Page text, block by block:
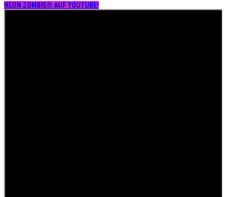
NEON ZOMBIE® AUF YOUTUBE!